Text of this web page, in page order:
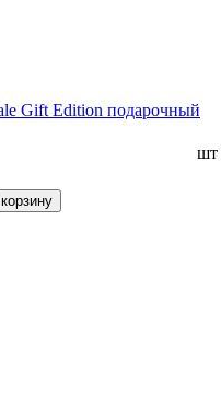
Gift Edition подарочный
шт